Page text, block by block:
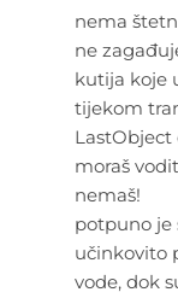
nema
ne
kutija koje
tijekom
moraš
nemaš!
potpuno je
učinkovito
vode, dok